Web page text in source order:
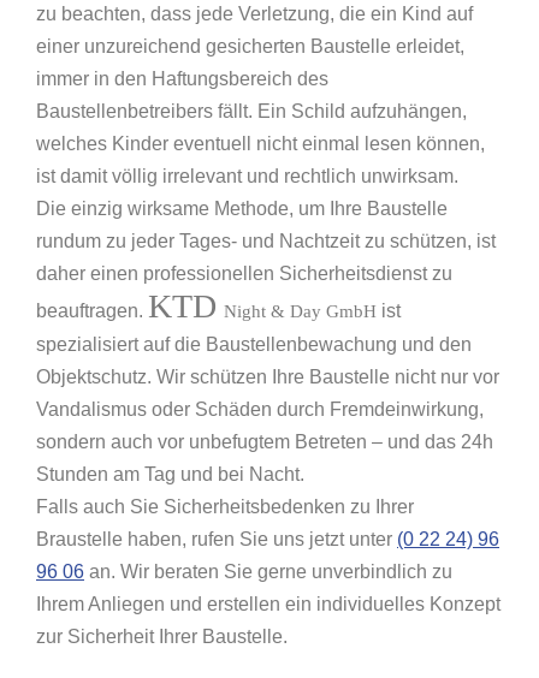
zu beachten, dass jede Verletzung, die ein Kind auf
einer unzureichend gesicherten Baustelle erleidet,
immer in den Haftungsbereich des
Baustellenbetreibers fällt. Ein Schild aufzuhängen,
welches Kinder eventuell nicht einmal lesen können,
ist damit völlig irrelevant und rechtlich unwirksam.
Die einzig wirksame Methode, um Ihre Baustelle
rundum zu jeder Tages- und Nachtzeit zu schützen, ist
daher einen professionellen Sicherheitsdienst zu
beauftragen. KTD Night & Day GmbH ist
spezialisiert auf die Baustellenbewachung und den
Objektschutz. Wir schützen Ihre Baustelle nicht nur vor
Vandalismus oder Schäden durch Fremdeinwirkung,
sondern auch vor unbefugtem Betreten – und das 24h
Stunden am Tag und bei Nacht.
Falls auch Sie Sicherheitsbedenken zu Ihrer
Braustelle haben, rufen Sie uns jetzt unter (0 22 24) 96
96 06 an. Wir beraten Sie gerne unverbindlich zu
Ihrem Anliegen und erstellen ein individuelles Konzept
zur Sicherheit Ihrer Baustelle.